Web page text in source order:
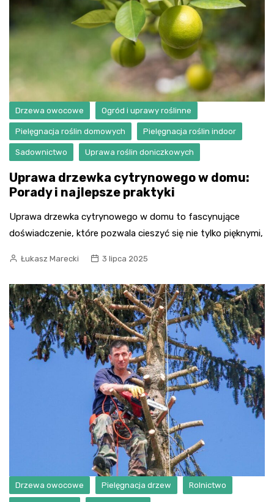
Drzewa owocowe Ogród i uprawy roślinne
Pielęgnacja roślin domowych Pielęgnacja roślin indoor
Sadownictwo Uprawa roślin doniczkowych
Uprawa drzewka cytrynowego w domu:
Porady i najlepsze praktyki
Uprawa drzewka cytrynowego w domu to fascynujące
doświadczenie, które pozwala cieszyć się nie tylko pięknymi,
Łukasz Marecki 3 lipca 2025
Drzewa owocowe Pielęgnacja drzew Rolnictwo